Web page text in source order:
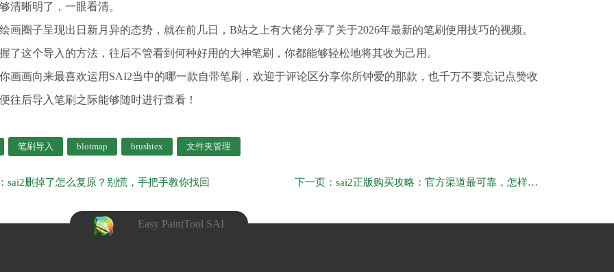
清晰明了，一眼看清。
画圈子呈现出日新月异的态势，就在前几日，B站之上有大佬分享了关于2026年最新的笔刷使用技巧的视频。
了这个导入的方法，往后不管看到何种好用的大神笔刷，你都能够轻松地将其收为己用。
画画向来最喜欢运用SAI2当中的哪一款自带笔刷，欢迎于评论区分享你所钟爱的那款，也千万不要忘记点赞收
往后导入笔刷之际能够随时进行查看！
笔刷导入 blotmap brushtex 文件夹管理
sai2删掉了怎么复原？别慌，手把手教你找回 下一页：sai2正版购买攻略：官方渠道最可靠，怎样买划算又省心
Easy PaintTool SAI